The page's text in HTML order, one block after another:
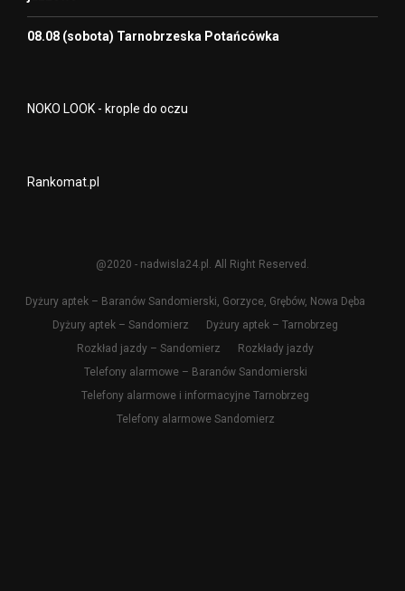
08.08 (sobota) Tarnobrzeska Potańcówka
NOKO LOOK - krople do oczu
Rankomat.pl
@2020 - nadwisla24.pl. All Right Reserved.
Dyżury aptek – Baranów Sandomierski, Gorzyce, Grębów, Nowa Dęba
Dyżury aptek – Sandomierz
Dyżury aptek – Tarnobrzeg
Rozkład jazdy – Sandomierz
Rozkłady jazdy
Telefony alarmowe – Baranów Sandomierski
Telefony alarmowe i informacyjne Tarnobrzeg
Telefony alarmowe Sandomierz